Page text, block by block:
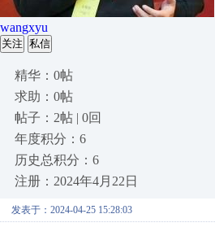
wangxyu
关注 私信
精华：0帖
求助：0帖
帖子：2帖 | 0回
年度积分：6
历史总积分：6
注册：2024年4月22日
发表于：2024-04-25 15:28:03